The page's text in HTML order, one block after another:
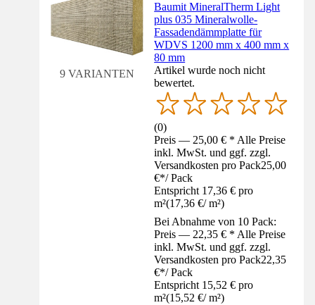
9 VARIANTEN
Baumit MineralTherm Light
plus 035 Mineralwolle-
Fassadendämmplatte für
WDVS 1200 mm x 400 mm x
80 mm
Artikel wurde noch nicht
bewertet.
(0)
Preis — 25,00 € * Alle Preise
inkl. MwSt. und ggf. zzgl.
Versandkosten pro Pack25,00
€*/ Pack
Entspricht 17,36 € pro
m²(17,36 €/ m²)
Bei Abnahme von 10 Pack:
Preis — 22,35 € * Alle Preise
inkl. MwSt. und ggf. zzgl.
Versandkosten pro Pack22,35
€*/ Pack
Entspricht 15,52 € pro
m²(15,52 €/ m²)